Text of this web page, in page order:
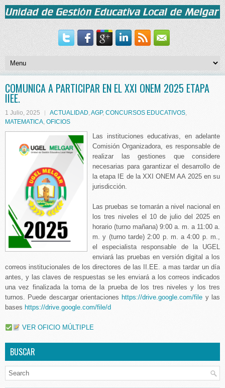
COMUNICA A PARTICIPAR EN EL XXI ONEM 2025 ETAPA
IIEE.
1 Julio, 2025 ACTUALIDAD,AGP, CONCURSOS EDUCATIVOS,
MATEMATICA, OFICIOS
Las instituciones educativas, en adelante
Comisión Organizadora, es responsable de
realizar las gestiones que considere
necesarias para garantizar el desarrollo de
la etapa IE de la XXI ONEM AA 2025 en su
jurisdicción.
Las pruebas se tomarán a nivel nacional en
los tres niveles el 10 de julio del 2025 en
horario (turno mañana) 9:00 a. m. a 11:00 a.
m. y (turno tarde) 2:00 p. m. a 4:00 p. m.,
el especialista responsable de la UGEL
enviará las pruebas en versión digital a los
correos institucionales de los directores de las II.EE. a mas tardar un día
antes, y las claves de respuestas se les enviará a los correos indicados
una vez finalizada la toma de la prueba de los tres niveles y los tres
turnos. Puede descargar orientaciones https://drive.google.com/file y las
bases https://drive.google.com/file/d
VER OFICIO MÚLTIPLE
BUSCAR